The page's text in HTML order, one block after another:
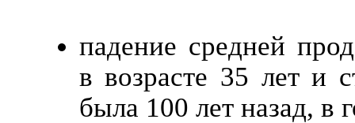
падение средней
в возрасте 35 лет и
была 100 лет назад, в